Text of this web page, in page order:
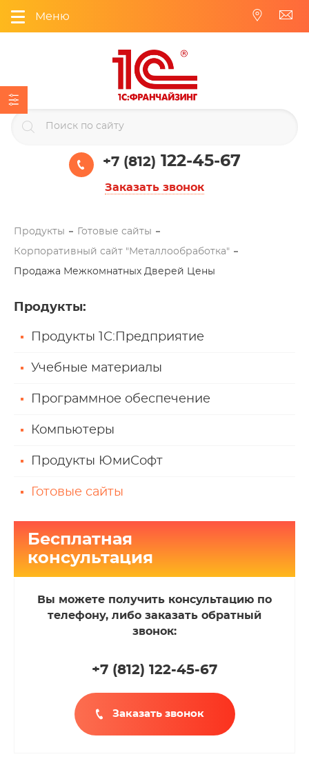
Меню
+7 (812) 122-45-67
Заказать звонок
Продукты Готовые сайты
Корпоративный сайт "Металлообработка"
Продажа Межкомнатных Дверей Цены
Продукты:
Продукты 1С:Предприятие
Учебные материалы
Программное обеспечение
Компьютеры
Продукты ЮмиСофт
Готовые сайты
Бесплатная
консультация
Вы можете получить консультацию по
телефону, либо заказать обратный
звонок:
+7 (812) 122-45-67
Заказать звонок